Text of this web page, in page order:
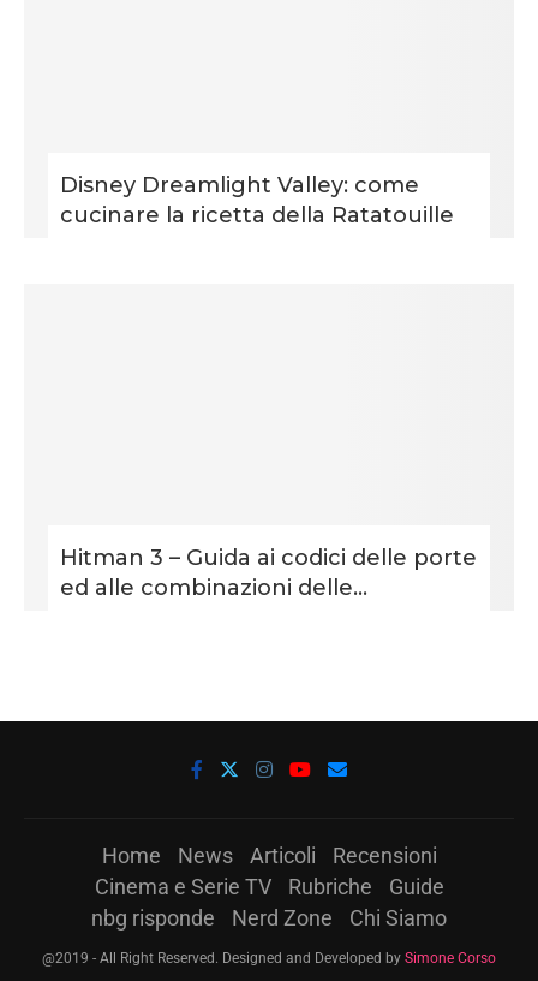
Disney Dreamlight Valley: come
cucinare la ricetta della Ratatouille
Hitman 3 – Guida ai codici delle porte
ed alle combinazioni delle...
Home News Articoli
Recensioni
Cinema e Serie TV
Rubriche
Guide
nbg risponde
Nerd Zone Chi Siamo
@2019 - All Right Reserved. Designed and Developed by Simone Corso